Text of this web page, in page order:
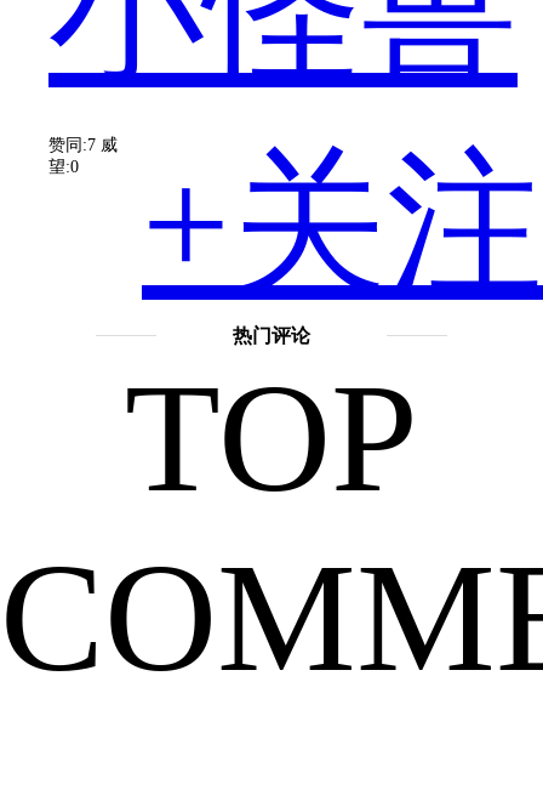
我
们
都
知
+关注
赞同:7 威
望:0
热门评论
TOP